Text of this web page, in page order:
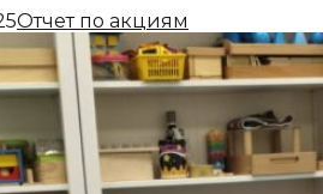
Отчет по акциям